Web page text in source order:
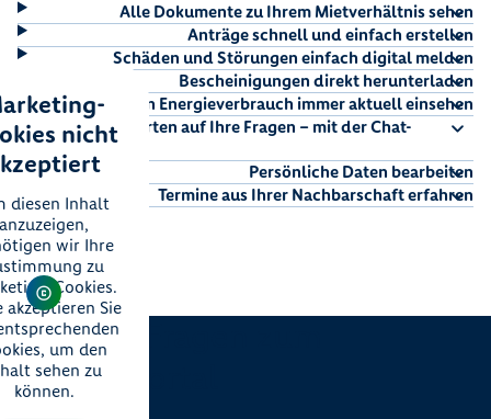
Alle Dokumente zu Ihrem Mietverhältnis sehen
Anträge schnell und einfach erstellen
Schäden und Störungen einfach digital melden
Bescheinigungen direkt herunterladen
Ihren Energieverbrauch immer aktuell einsehen
Direkte Antworten auf Ihre Fragen – mit der Chat-
Funktion
Persönliche Daten bearbeiten
Termine aus Ihrer Nachbarschaft erfahren
nicht
diesen Inhalt
anzuzeigen,
wir Ihre
zu
Cookies.
akzeptieren Sie
um den
sehen zu
können.
Häufige Fragen zum
Serviceportal